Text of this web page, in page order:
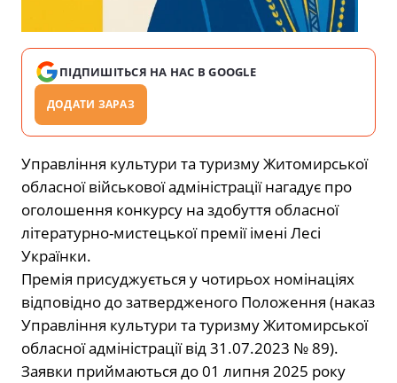
ПІДПИШІТЬСЯ НА НАС В GOOGLE
ДОДАТИ ЗАРАЗ
Управління культури та туризму Житомирської
обласної військової адміністрації нагадує про
оголошення конкурсу на здобуття обласної
літературно-мистецької премії імені Лесі
Українки.
Премія присуджується у чотирьох номінаціях
відповідно до затвердженого Положення (наказ
Управління культури та туризму Житомирської
обласної адміністрації від 31.07.2023 № 89).
Заявки приймаються до 01 липня 2025 року